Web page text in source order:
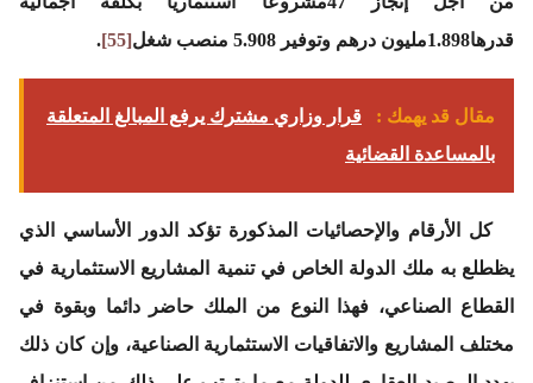
قدرها1.898مليون درهم وتوفير 5.908 منصب شغل
[55]
.
مقال قد يهمك :
قرار وزاري مشترك يرفع المبالغ المتعلقة
بالمساعدة القضائية
كل الأرقام والإحصائيات المذكورة تؤكد الدور الأساسي الذي
يظطلع به ملك الدولة الخاص في تنمية المشاريع الاستثمارية في
القطاع الصناعي، فهذا النوع من الملك حاضر دائما وبقوة في
مختلف المشاريع والاتفاقيات الاستثمارية الصناعية، وإن كان ذلك